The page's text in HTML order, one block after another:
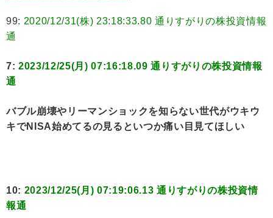
99: 2020/12/31(株) 23:18:33.80 通りすがりの株投資情報
通
7: 2023/12/25(月) 07:16:18.09 通りすがりの株投資情報
通
バブル崩壊やリーマンショックを知らない世代がウキウ
キでNISA始めてるの見るといつか痛い目見てほしい
10: 2023/12/25(月) 07:19:06.13 通りすがりの株投資情
報通